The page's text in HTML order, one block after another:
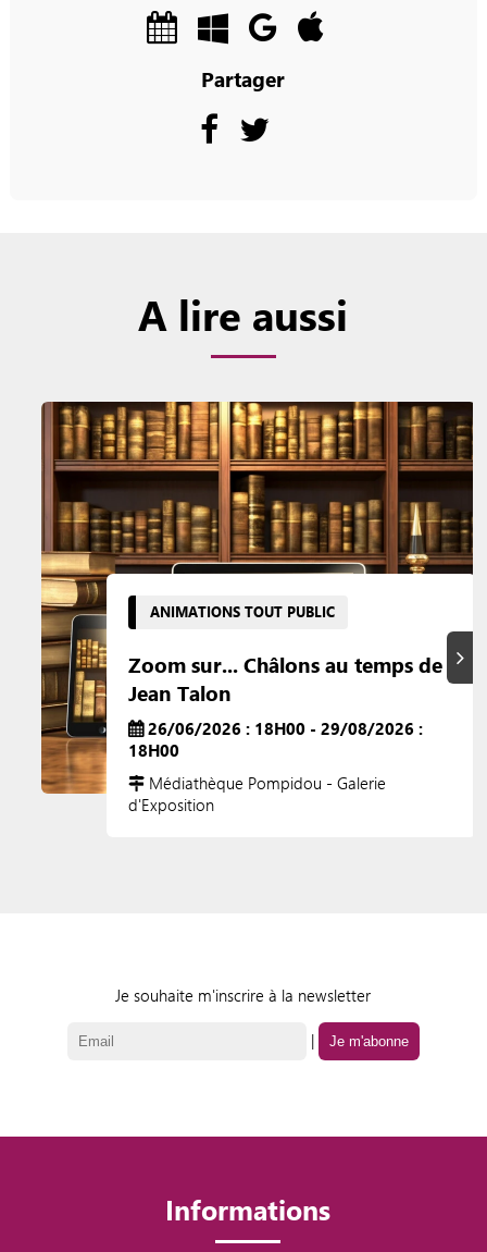
Partager
A lire aussi
ANIMATIONS TOUT PUBLIC
Zoom sur... Châlons au temps de
Jean Talon
26/06/2026 : 18H00 - 29/08/2026 :
18H00
Médiathèque Pompidou - Galerie
d'Exposition
Je souhaite m'inscrire à la newsletter
|
Informations